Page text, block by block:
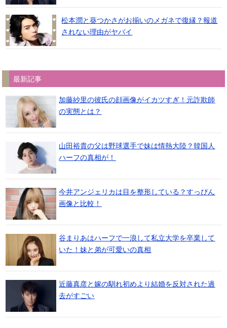
松本潤と葵つかさがお揃いのメガネで復縁？報道
されない理由がヤバイ
最新記事
加藤紗里の彼氏の顔画像がイカツすぎ！元詐欺師
の実態とは？
山田裕貴の父は野球選手で妹は情熱大陸？韓国人
ハーフの真相が！
今井アンジェリカは目を整形している？すっぴん
画像と比較！
谷まりあはハーフで一浪して私立大学を卒業して
いた！妹と弟が可愛いの真相
近藤真彦と嫁の馴れ初めより結婚を反対された過
去がすごい